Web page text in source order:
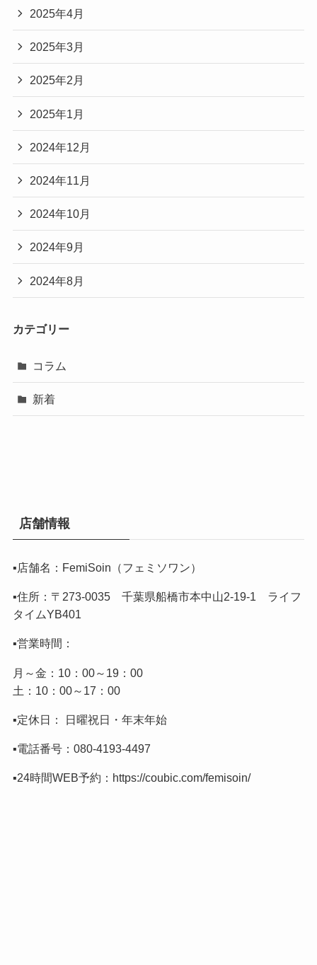
2025年4月
2025年3月
2025年2月
2025年1月
2024年12月
2024年11月
2024年10月
2024年9月
2024年8月
カテゴリー
コラム
新着
店舗情報
▪️店舗名：FemiSoin（フェミソワン）
▪️住所：〒273-0035 千葉県船橋市本中山2-19-1 ライフ
タイムYB401
▪️営業時間：
月～金：10：00～19：00
土：10：00～17：00
▪️定休日： 日曜祝日・年末年始
▪️電話番号： 080-4193-4497
▪️24時間WEB予約： https://coubic.com/femisoin/